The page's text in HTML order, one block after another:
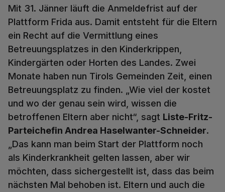
Mit 31. Jänner läuft die Anmeldefrist auf der
Plattform Frida aus. Damit entsteht für die Eltern
ein Recht auf die Vermittlung eines
Betreuungsplatzes in den Kinderkrippen,
Kindergärten oder Horten des Landes. Zwei
Monate haben nun Tirols Gemeinden Zeit, einen
Betreuungsplatz zu finden. „Wie viel der kostet
und wo der genau sein wird, wissen die
betroffenen Eltern aber nicht“, sagt Liste-Fritz-
Parteichefin Andrea Haselwanter-Schneider.
„Das kann man beim Start der Plattform noch
als Kinderkrankheit gelten lassen, aber wir
möchten, dass sichergestellt ist, dass das beim
nächsten Mal behoben ist. Eltern und auch die